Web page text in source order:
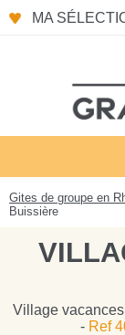
MA
Gites de groupe en
Buissière
Village
- Ref
Panneau de